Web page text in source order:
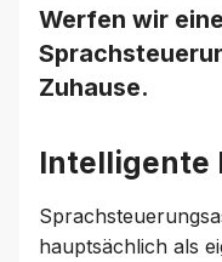
Werfen wir
Zuhause.
Intelligente
hauptsächlich als